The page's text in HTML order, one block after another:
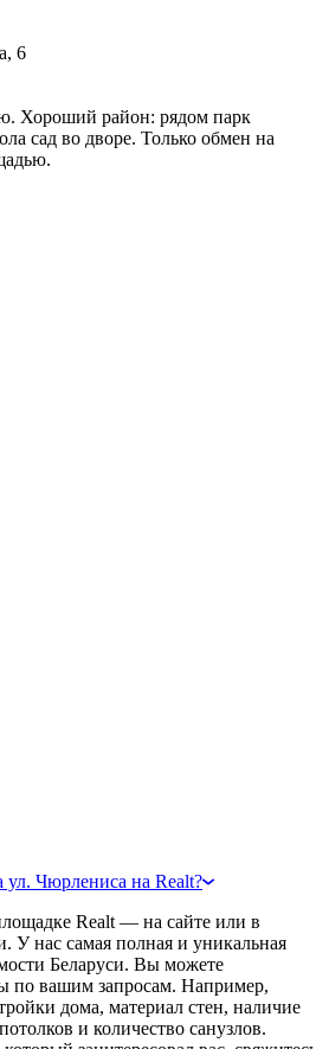
6
Хороший район: рядом парк
сад во дворе. Только обмен на
ул. Чюрлениса на Realt?
Realt — на сайте или в
У нас самая полная и уникальная
Беларуси. Вы можете
по вашим запросам. Например,
дома, материал стен, наличие
и количество санузлов.